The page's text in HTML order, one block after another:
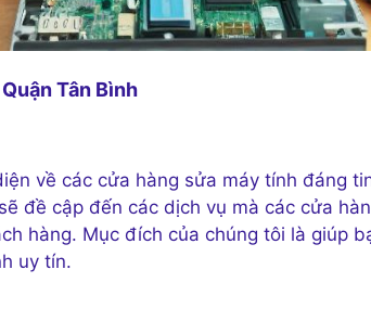
Tân Bình
về các cửa hàng sửa máy tính đáng
đề cập đến các dịch vụ mà các cửa
hàng. Mục đích của chúng tôi là giúp
uy tín.